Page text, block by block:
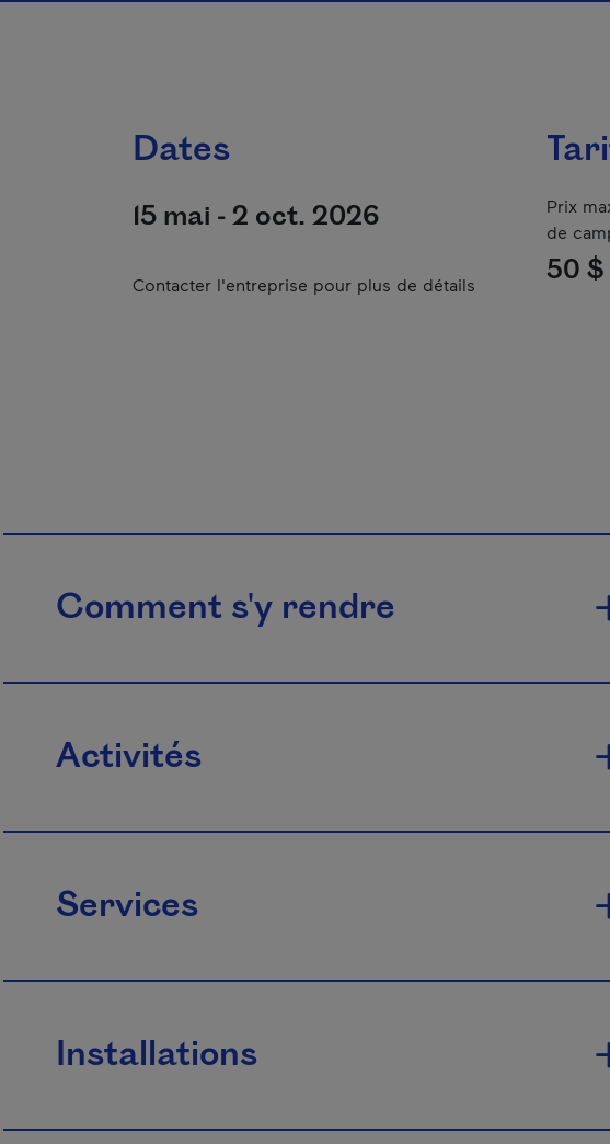
Dates
15 mai - 2 oct. 2026
Contacter l'entreprise pour plus de détails
Prix
de
50 $
Comment s'y rendre
Activités
Services
Installations